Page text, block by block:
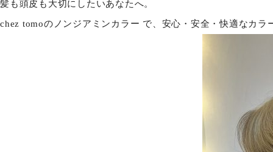
髪も頭皮も大切にしたいあなたへ。
chez tomoのノンジアミンカラー で、安心・安全・快適なカラ